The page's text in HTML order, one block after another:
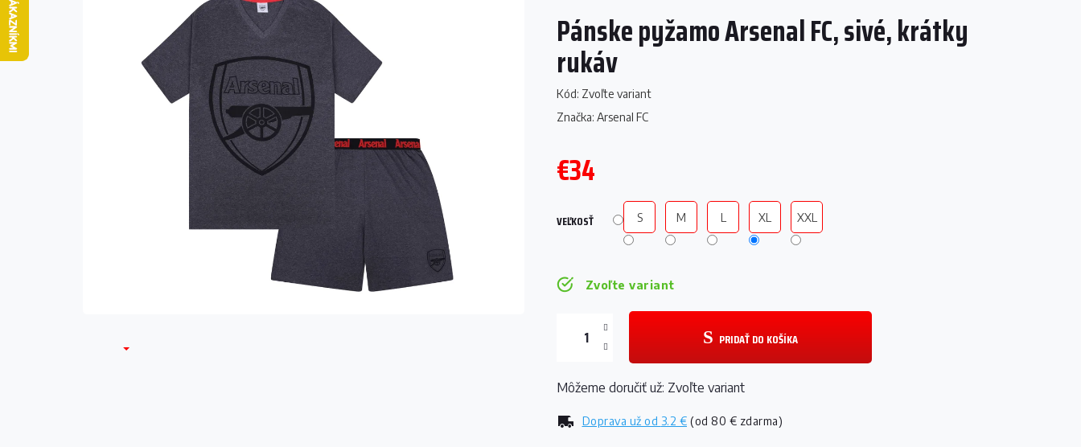
Pánske pyžamo Arsenal FC, sivé, krátky
rukáv
Kód: Zvoľte variant
Značka: Arsenal FC
€34
cena:
Zvoľte variant
Doprava už od 3.2 € (od 80 € zdarma)
VEĽKOSŤ S M L XL XXL
PRIDAŤ DO KOŠÍKA
Môžeme doručiť už: Zvoľte variant